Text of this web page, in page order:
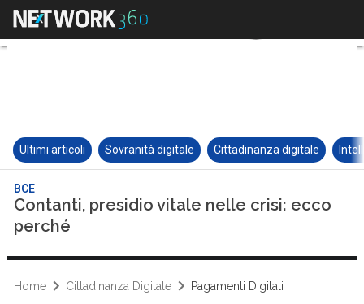
Ultimi articoli Sovranità digitale Cittadinanza digitale
BCE
Contanti, presidio vitale nelle crisi: ecco
perché
Home Cittadinanza Digitale Pagamenti Digitali